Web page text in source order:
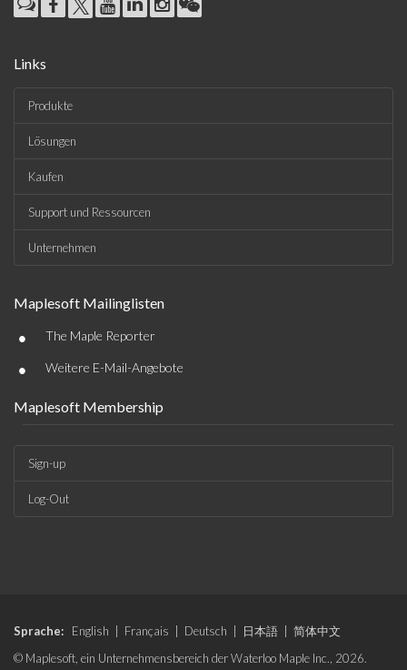
Links
Produkte
Lösungen
Kaufen
Support und Ressourcen
Unternehmen
Maplesoft Mailinglisten
• The Maple Reporter
• Weitere E-Mail-Angebote
Maplesoft Membership
Sign-up
Log-Out
Sprache: English Français Deutsch 日本語
简体中文
© Maplesoft, ein Unternehmensbereich der Waterloo Maple Inc., 2026.